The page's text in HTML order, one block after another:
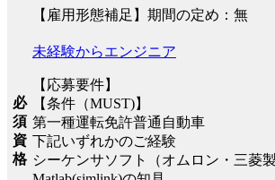
【雇用形態補足】期間の定め：無
必
須
資
格
未経験からエンジニア
【応募要件】
【条件（MUST)】
第一種運転免許普通自動車
下記いずれかのご経験
シーケンサソフト（オムロン・三菱